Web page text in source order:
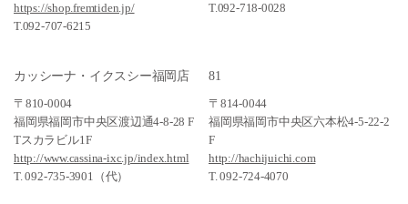
https://shop.fremtiden.jp/
T.092-707-6215
T.092-718-0028
カッシーナ・イクスシー福岡店
〒810-0004
福岡県福岡市中央区渡辺通4-8-28 F
Tスカラビル1F
http://www.cassina-ixc.jp/index.html
T. 092-735-3901（代）
81
〒814-0044
福岡県福岡市中央区六本松4-5-22-2
F
http://hachijuichi.com
T. 092-724-4070